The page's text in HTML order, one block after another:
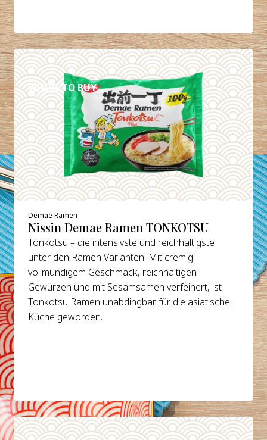
WHERE TO BUY
DETAILS
Demae Ramen
Nissin Demae Ramen TONKOTSU
Tonkotsu – die intensivste und reichhaltigste
unter den Ramen Varianten. Mit cremig
vollmundigem Geschmack, reichhaltigen
Gewürzen und mit Sesamsamen verfeinert, ist
Tonkotsu Ramen unabdingbar für die asiatische
Küche geworden.
DETAILS